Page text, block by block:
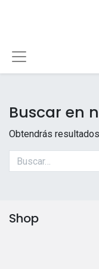
Buscar en
Obtendrás
Shop